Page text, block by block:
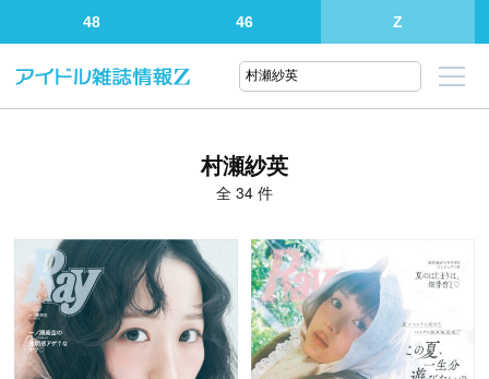
48 46 Z
村瀬紗英
全 34 件